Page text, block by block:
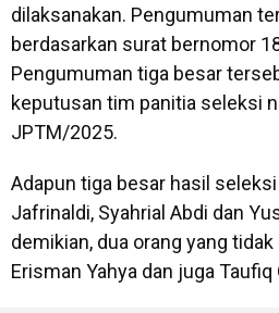
dilaksanakan. Pengumuman
berdasarkan surat bernomor
Pengumuman tiga besar
keputusan tim panitia seleksi
JPTM/2025.
Adapun tiga besar hasil
Jafrinaldi, Syahrial Abdi dan
demikian, dua orang yang
Erisman Yahya dan juga Taufiq